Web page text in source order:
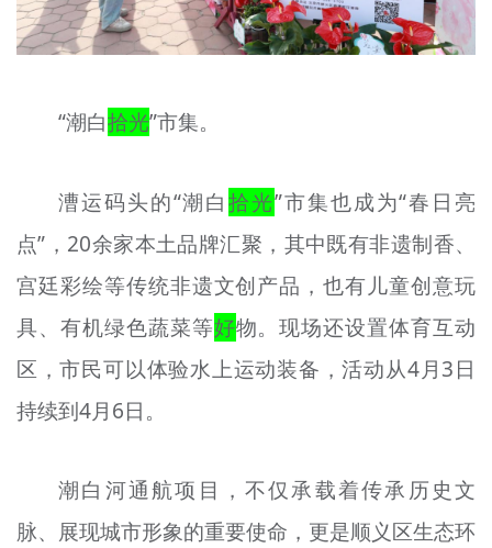
“潮白拾光”市集。
漕运码头的“潮白拾光”市集也成为“春日亮
点”，20余家本土品牌汇聚，其中既有非遗制香、
宫廷彩绘等传统非遗文创产品，也有儿童创意玩
具、有机绿色蔬菜等好物。现场还设置体育互动
区，市民可以体验水上运动装备，活动从4月3日
持续到4月6日。
潮白河通航项目，不仅承载着传承历史文
脉、展现城市形象的重要使命，更是顺义区生态环